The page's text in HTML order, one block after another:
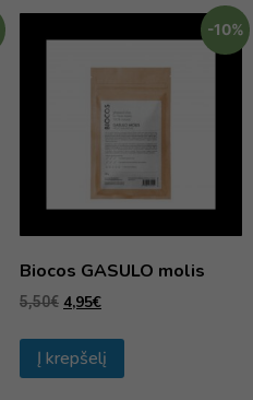
-10%
Biocos GASULO molis
5,50€ 4,95€
Į krepšelį